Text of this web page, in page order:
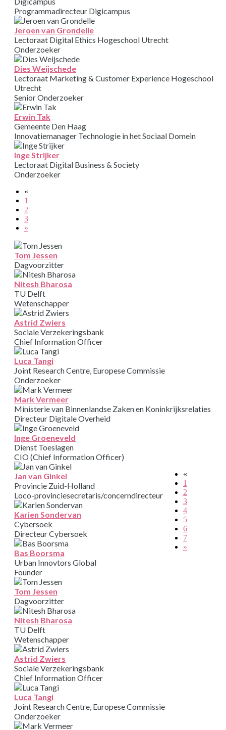
Programmadirecteur Digicampus
Jeroen van Grondelle
Lectoraat Digital Ethics Hogeschool Utrecht
Onderzoeker
Dies Weijschede
Lectoraat Marketing & Customer Experience Hogeschool
Utrecht
Senior Onderzoeker
Erwin Tak
Gemeente Den Haag
Innovatiemanager Technologie in het Sociaal Domein
Inge Strijker
Lectoraat Digital Business & Society
Onderzoeker
«
1
2
3
»
Tom Jessen
Dagvoorzitter
Nitesh Bharosa
TU Delft
Wetenschapper
Astrid Zwiers
Sociale Verzekeringsbank
Chief Information Officer
Luca Tangi
Joint Research Centre, Europese Commissie
Onderzoeker
Mark Vermeer
Ministerie van Binnenlandse Zaken en Koninkrijksrelaties
Directeur Digitale Overheid
Inge Groeneveld
Dienst Toeslagen
CIO (Chief Information Officer)
Jan van Ginkel
Provincie Zuid-Holland
Loco-provinciesecretaris/concerndirecteur
Karien Sondervan
Cybersoek
Directeur Cybersoek
Bas Boorsma
Urban Innovtors Global
Founder
«
1
2
3
4
5
6
7
»
Tom Jessen
Dagvoorzitter
Nitesh Bharosa
TU Delft
Wetenschapper
Astrid Zwiers
Sociale Verzekeringsbank
Chief Information Officer
Luca Tangi
Joint Research Centre, Europese Commissie
Onderzoeker